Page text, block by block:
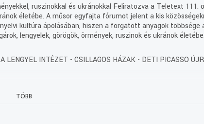
ruszinokkal és ukránokkal Feliratozva a Teletext 111.
életébe. A műsor egyfajta fórumot jelent a kis
kultúra ápolásában, hiszen a forgatott anyagok többsége
lengyelek, görögök, örmények, ruszinok és ukránok életébe.
INTÉZET - CSILLAGOS HÁZAK - DETI PICASSO
valamint megzenésített formában hallhatóak a
TÖBB